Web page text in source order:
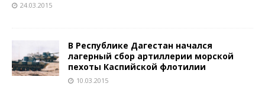
24.03.2015
В Республике Дагестан начался
лагерный сбор артиллерии морской
пехоты Каспийской флотилии
10.03.2015